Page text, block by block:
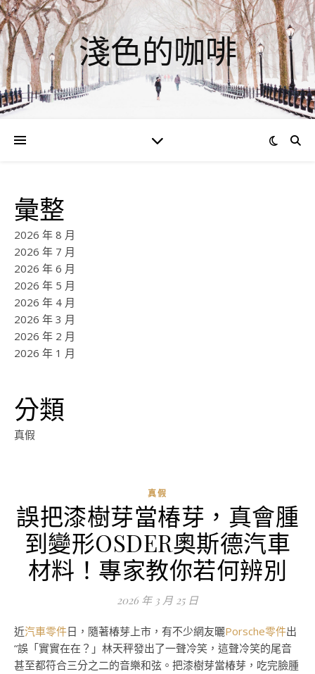
淺色的咖啡
彙整
2026 年 8 月
2026 年 7 月
2026 年 6 月
2026 年 5 月
2026 年 4 月
2026 年 3 月
2026 年 2 月
2026 年 1 月
分類
真假
真假
誤把漆樹芽當椿芽，真會腫
到變形OSDER奧斯德汽車
材料！專家教你若何辨別
2026 年 3 月 25 日
近汽車零件日，隨著椿芽上市，有不少網友曬Porsche零件出
“誤「實實在在？」林天秤發出了一聲冷笑，這聲冷笑的尾音
甚至都符合三分之二的音樂和弦。把漆樹芽當椿芽，吃完臉腫